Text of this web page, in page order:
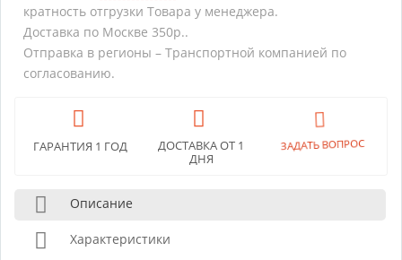
кратность отгрузки Товара у менеджера.
Доставка по Москве 350р..
Отправка в регионы – Транспортной компанией по
согласованию.
ГАРАНТИЯ 1 ГОД
ДОСТАВКА ОТ 1
ДНЯ
ЗАДАТЬ ВОПРОС
Описание
Характеристики